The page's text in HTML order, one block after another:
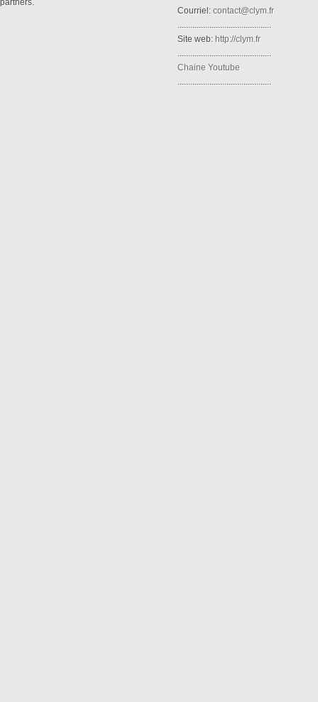
partners.
Courriel: contact@clym.fr
............................................
Site web: http://clym.fr
............................................
Chaine Youtube
............................................